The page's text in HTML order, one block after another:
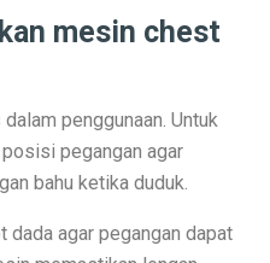
Mewah yang Membuat
Kota Lalitpur, Kota Tua Penuh Kuil
400, Kamera Hebat di Bawah
15T vs 15T Pro: Spesifikasi dan
mesin chest
penggunaan. Untuk
pegangan agar
bahu ketika duduk.
dada agar pegangan dapat